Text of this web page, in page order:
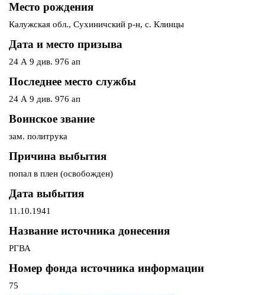
Место рождения
Калужская обл., Сухиничский р-н, с. Клинцы
Дата и место призыва
24 А 9 див. 976 ап
Последнее место службы
24 А 9 див. 976 ап
Воинское звание
зам. политрука
Причина выбытия
попал в плен (освобожден)
Дата выбытия
11.10.1941
Название источника донесения
РГВА
Номер фонда источника информации
75